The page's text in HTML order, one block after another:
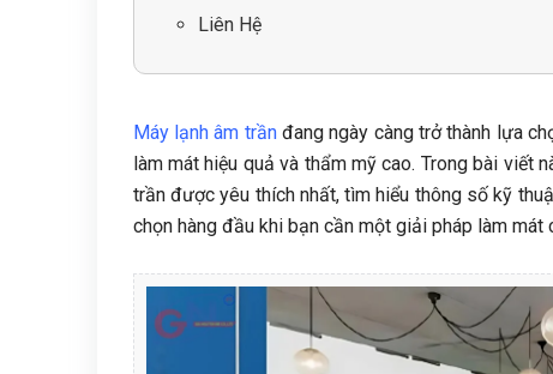
Liên Hệ
Máy lạnh âm trầnđang ngày càng trở thành lựa
làm mát hiệu quả và thẩm mỹ cao. Trong bài viết
trần được yêu thích nhất, tìm hiểu thông số kỹ
chọn hàng đầu khi bạn cần một giải pháp làm mát